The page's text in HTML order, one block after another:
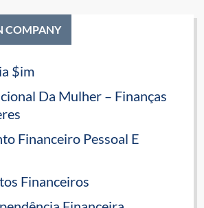
COMPANY
$im
Da Mulher – Finanças
Financeiro Pessoal E
Financeiros